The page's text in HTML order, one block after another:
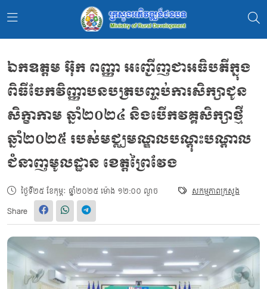
ឯកឧត្ដម អ៊ុក ពញ្ញា អញ្ជើញជាអធិបតីក្នុង
ពិធីចែកវិញ្ញាបនបត្របញ្ចប់ការសិក្សាជូន
សិក្ខាកាម ឆ្នាំ២០២៤ និងបើកវគ្គសិក្សាថ្មី
ឆ្នាំ២០២៥ របស់មជ្ឈមណ្ឌលបណ្ដុះបណ្ដាល
ជំនាញមូលដ្ឋាន ខេត្តព្រៃវែង
ថ្ងៃទី២៥ ខែកុម្ភៈ ឆ្នាំ២០២៥ ម៉ោង ១២:០០ ល្ងាច សកម្មភាពក្រសួង
Share